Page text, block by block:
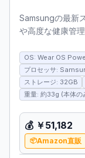
Samsungの最新
や高度な健康管
OS: Wear OS
プロセッサ:
ストレージ: 32GB
重量: 約33g (本体の
💰 ￥51,182
Amazon直販